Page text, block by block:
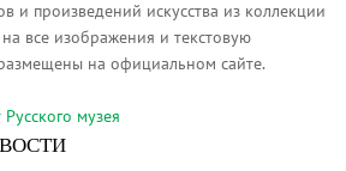
и произведений искусства из коллекции
на все изображения и текстовую
на официальном сайте.
музея